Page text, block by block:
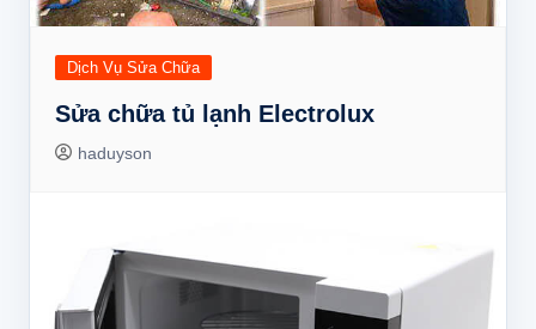
Dịch Vụ Sửa Chữa
Sửa chữa tủ lạnh Electrolux
haduyson